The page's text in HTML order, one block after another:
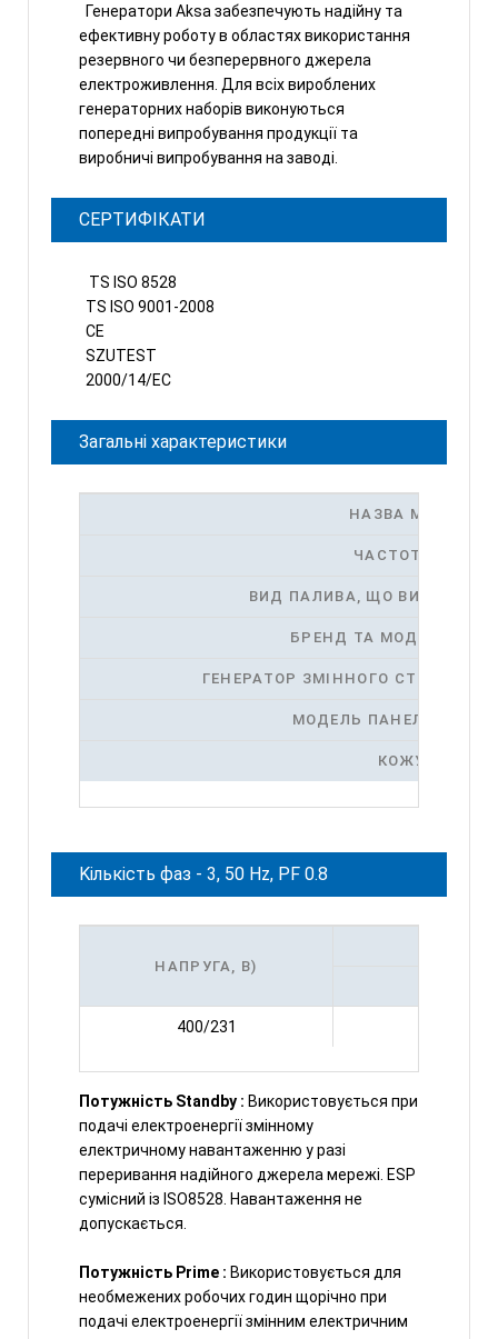
Генератори Aksa забезпечують надійну та
ефективну роботу в областях використання
резервного чи безперервного джерела
електроживлення. Для всіх вироблених
генераторних наборів виконуються
попередні випробування продукції та
виробничі випробування на заводі.
СЕРТИФІКАТИ
TS ISO 8528
TS ISO 9001-2008
CE
SZUTEST
2000/14/EC
Загальні характеристики
НАЗВА МОДЕЛІ
ЧАСТОТА (ГЦ)
ВИД ПАЛИВА, ЩО
БРЕНД ТА МОДЕЛЬ
ГЕНЕРАТОР ЗМІННОГО СТРУМУ
МОДЕЛЬ ПАНЕЛІ
КОЖУХА
Kількість фаз - 3, 50 Hz, PF 0.8
НАПРУГА, В)
400/231
Потужність Standby : Використовується при
подачі електроенергії змінному
електричному навантаженню у разі
переривання надійного джерела мережі. ESP
сумісний із ISO8528. Навантаження не
допускається.
Потужність Prime : Використовується для
необмежених робочих годин щорічно при
подачі електроенергії змінним електричним